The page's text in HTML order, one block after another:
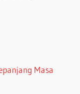
Masa